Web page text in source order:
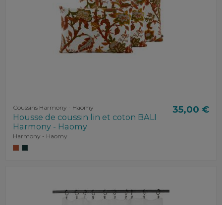
Coussins Harmony - Haomy
Housse de coussin lin et coton BALI
Harmony - Haomy
Harmony - Haomy
35,00 €